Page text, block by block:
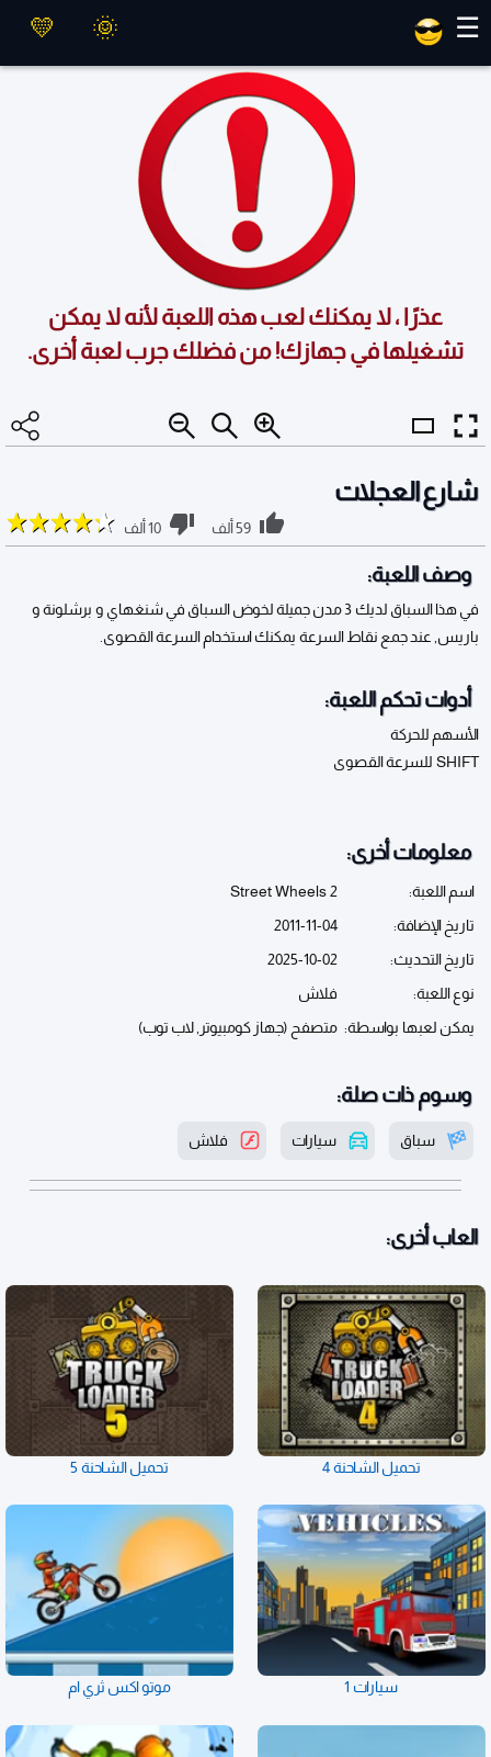
☰
عذرًا ، لا يمكنك لعب هذه اللعبة لأنه لا يمكن
تشغيلها في جهازك! من فضلك جرب لعبة أخرى.
شارع العجلات
59 ألف 10 ألف
وصف اللعبة:
في هذا السباق لديك 3 مدن جميلة لخوض السباق في شنغهاي و برشلونة و
باريس, عند جمع نقاط السرعة يمكنك استخدام السرعة القصوى.
أدوات تحكم اللعبة:
الأسهم للحركة
SHIFT للسرعة القصوى
معلومات أخرى:
اسم اللعبة:
Street Wheels 2
تاريخ الإضافة:
2011-11-04
تاريخ التحديث:
2025-10-02
نوع اللعبة:
فلاش
يمكن لعبها بواسطة: متصفح (جهاز كومبيوتر, لاب توب)
وسوم ذات صلة:
سباق سيارات فلاش
العاب أخرى:
تحميل الشاحنة 4 تحميل الشاحنة 5
سيارات 1 موتو اكس ثري ام